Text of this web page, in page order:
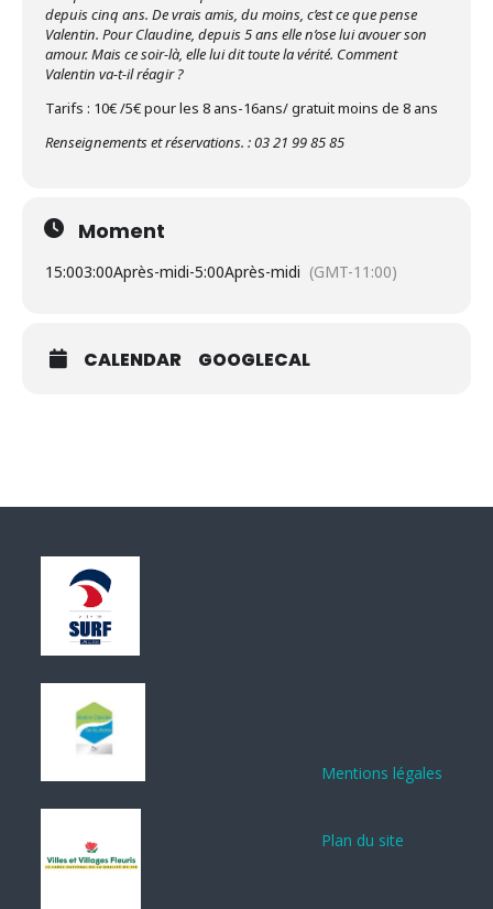
depuis cinq ans. De vrais amis, du moins, c’est ce que pense
Valentin. Pour Claudine, depuis 5 ans elle n’ose lui avouer son
amour. Mais ce soir-là, elle lui dit toute la vérité. Comment
Valentin va-t-il réagir ?
Tarifs : 10€ /5€ pour les 8 ans-16ans/ gratuit moins de 8 ans
Renseignements et réservations. : 03 21 99 85 85
Moment
15:003:00Après-midi-5:00Après-midi (GMT-11:00)
CALENDAR GOOGLECAL
Mentions légales
Plan du site